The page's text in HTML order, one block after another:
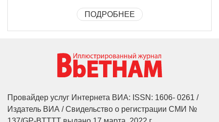
ПОДРОБНЕЕ
Провайдер услуг Интернета ВИА: ISSN: 1606- 0261 /
Издатель ВИА / Свидельство о регистрации СМИ №